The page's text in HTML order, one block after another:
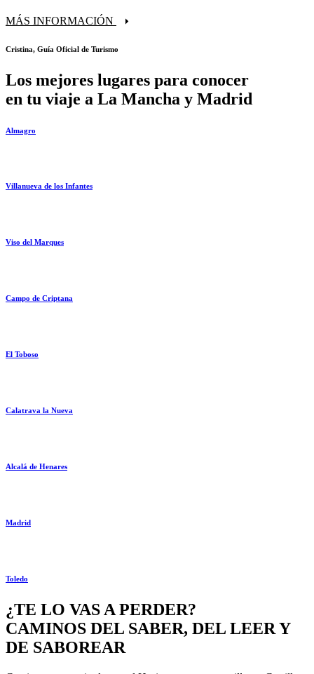
MÁS INFORMACIÓN
Cristina, Guía Oficial de Turismo
Los mejores lugares para conocer
en tu viaje a La Mancha y Madrid
Almagro
Villanueva de los Infantes
Viso del Marques
Campo de Criptana
El Toboso
Calatrava la Nueva
Alcalá de Henares
Madrid
Toledo
¿TE LO VAS A PERDER?
CAMINOS DEL SABER, DEL LEER Y
DE SABOREAR